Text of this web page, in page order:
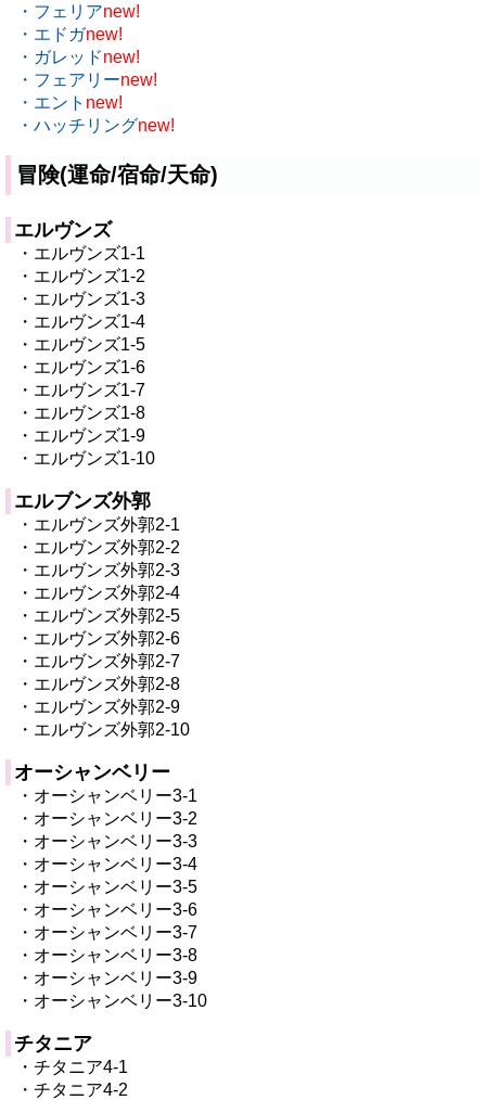
・フェリアnew!
・エドガnew!
・ガレッドnew!
・フェアリーnew!
・エント new!
・ハッチリングnew!
冒険(運命/宿命/天命)
エルヴンズ
・エルヴンズ1-1
・エルヴンズ1-2
・エルヴンズ1-3
・エルヴンズ1-4
・エルヴンズ1-5
・エルヴンズ1-6
・エルヴンズ1-7
・エルヴンズ1-8
・エルヴンズ1-9
・エルヴンズ1-10
エルブンズ外郭
・エルヴンズ外郭2-1
・エルヴンズ外郭2-2
・エルヴンズ外郭2-3
・エルヴンズ外郭2-4
・エルヴンズ外郭2-5
・エルヴンズ外郭2-6
・エルヴンズ外郭2-7
・エルヴンズ外郭2-8
・エルヴンズ外郭2-9
・エルヴンズ外郭2-10
オーシャンベリー
・オーシャンベリー3-1
・オーシャンベリー3-2
・オーシャンベリー3-3
・オーシャンベリー3-4
・オーシャンベリー3-5
・オーシャンベリー3-6
・オーシャンベリー3-7
・オーシャンベリー3-8
・オーシャンベリー3-9
・オーシャンベリー3-10
チタニア
・チタニア4-1
・チタニア4-2